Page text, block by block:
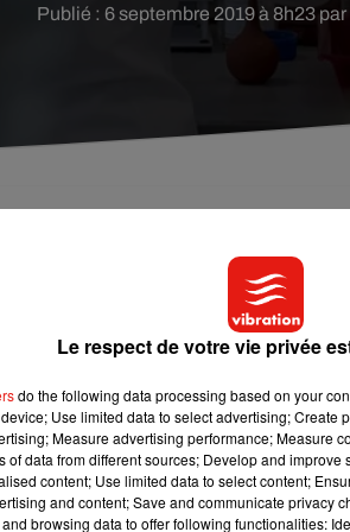
Publié : 6 septembre 2019 à 8h23
la découverte
ces derniers jours, afin d'identifier
Les premiers résultats ont été
l'eau selon nos confrères duBerry
écarter les enquêteurs de la
par les analyses effectuées. Les
Le respect de votre vie privée
do the following data processing based on your
Use limited data to select advertising; Create
Measure advertising performance; Measure
of data from different sources; Develop and
content; Use limited data to select content;
and content; Save and communicate privacy
browsing data to offer following functionalities: